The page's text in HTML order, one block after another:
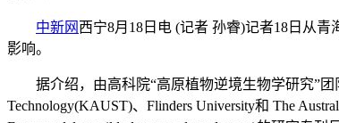
中新网 西宁8月18日电 (记者 孙睿)记者18日从
影响。
据介绍，由高科院“高原植物逆境生物学研究”团
Technology(KAUST)、Flinders University和 The